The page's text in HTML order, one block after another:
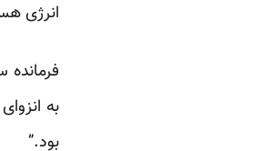
انرژی
به
بود.”